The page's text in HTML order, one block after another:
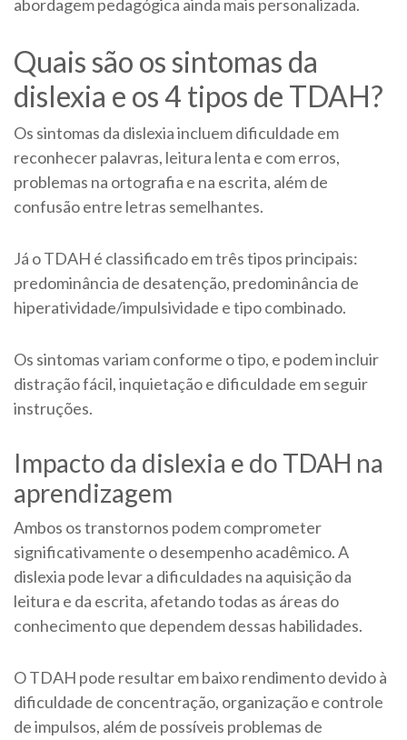
abordagem pedagógica ainda mais personalizada.
Quais são os sintomas da
dislexia e os 4 tipos de TDAH?
Os sintomas da dislexia incluem dificuldade em
reconhecer palavras, leitura lenta e com erros,
problemas na ortografia e na escrita, além de
confusão entre letras semelhantes.
Já o TDAH é classificado em três tipos principais:
predominância de desatenção, predominância de
hiperatividade/impulsividade e tipo combinado.
Os sintomas variam conforme o tipo, e podem incluir
distração fácil, inquietação e dificuldade em seguir
instruções.
Impacto da dislexia e do TDAH na
aprendizagem
Ambos os transtornos podem comprometer
significativamente o desempenho acadêmico. A
dislexia pode levar a dificuldades na aquisição da
leitura e da escrita, afetando todas as áreas do
conhecimento que dependem dessas habilidades.
O TDAH pode resultar em baixo rendimento devido à
dificuldade de concentração, organização e controle
de impulsos, além de possíveis problemas de